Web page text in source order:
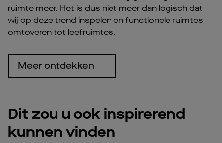
ruimte meer. Het is dus niet meer dan logisch dat
wij op deze trend inspelen en functionele ruimtes
omtoveren tot leefruimtes.
Meer ontdekken
Dit zou u ook inspirerend
kunnen vinden